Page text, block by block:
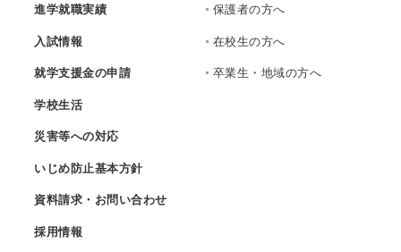
進学就職実績
入試情報
就学支援金の申請
学校生活
災害等への対応
いじめ防止基本方針
資料請求・お問い合わせ
採用情報
保護者の方へ
在校生の方へ
卒業生・地域の方へ